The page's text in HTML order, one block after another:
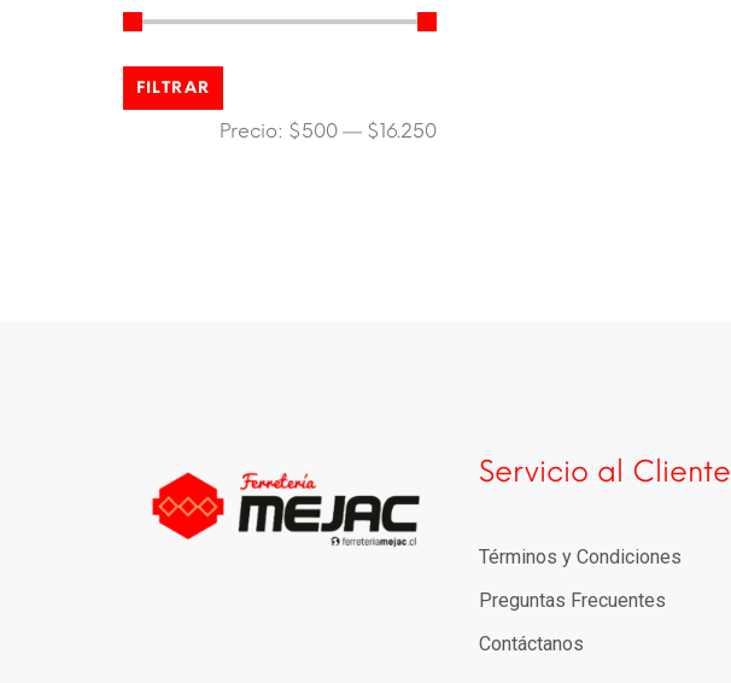
FILTRAR
Precio: $500— $16.250
Servicio al Cliente
Términos y Condiciones
Preguntas Frecuentes
Contáctanos